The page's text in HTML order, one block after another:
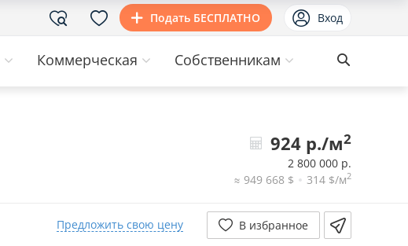
Подать БЕСПЛАТНО Вход
Коммерческая Собственникам
924 р./м2
2 800 000 р.
≈ 949 668 $
314 $/м2
Предложить свою цену В избранное